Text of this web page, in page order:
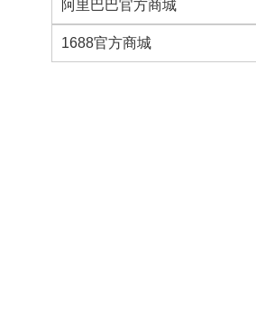
阿里巴巴官方商城
1688官方商城